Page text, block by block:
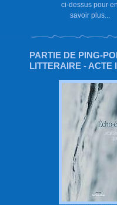
ci-dessus pour en
savoir plus...
PARTIE DE PING-
LITTERAIRE - ACTE